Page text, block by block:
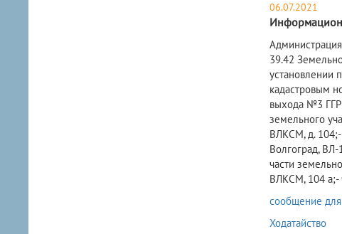
06.07.2021
39.42
установлении
кадастровым
выхода №3
земельного
ВЛКСМ, д. 104;-
Волгоград,
части
ВЛКСМ, 104 а;-
сообщение для
Ходатайство